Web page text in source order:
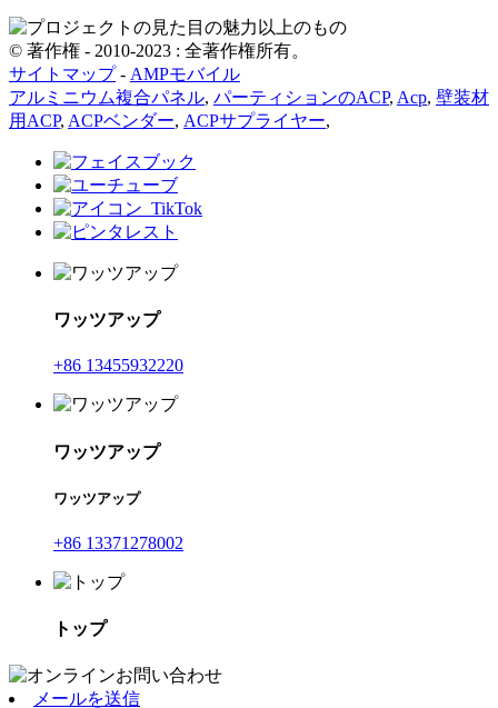
© 著作権 - 2010-2023 : 全著作権所有。
サイトマップ- AMPモバイル
アルミニウム複合パネル, パーティションのACP, Acp, 壁装材
用ACP, ACPベンダー, ACPサプライヤー,
ワッツアップ
+86 13455932220
ワッツアップ
ワッツアップ
+86 13371278002
トップ
メールを送信